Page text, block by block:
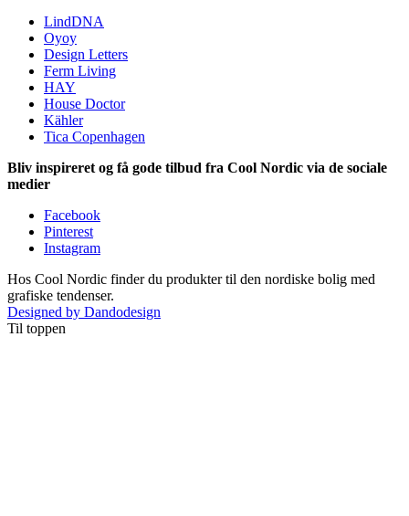
LindDNA
Oyoy
Design Letters
Ferm Living
HAY
House Doctor
Kähler
Tica Copenhagen
Bliv inspireret og få gode tilbud fra Cool Nordic via de sociale
medier
Facebook
Pinterest
Instagram
Hos Cool Nordic finder du produkter til den nordiske bolig med
grafiske tendenser.
Designed by Dandodesign
Til toppen